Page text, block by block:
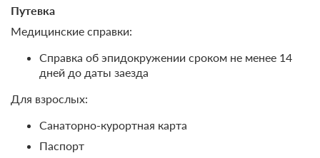
Путевка
Медицинские справки:
Справка об эпидокружении сроком не менее 14
дней до даты заезда
Для взрослых:
Санаторно-курортная карта
Паспорт